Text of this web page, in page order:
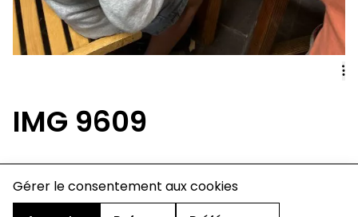
Gérer le consentement aux cookies
IMG 9609
charte de confidentialité
mentions légales